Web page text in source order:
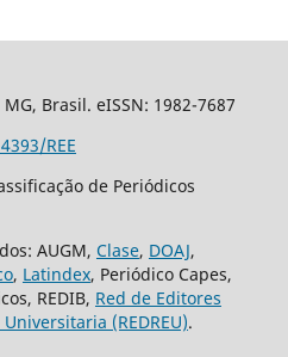
Brasil. eISSN: 1982-7687
REE
de Periódicos
AUGM, Clase, DOAJ,
, Latindex, Periódico Capes,
REDIB, Red de Editores
(REDREU).